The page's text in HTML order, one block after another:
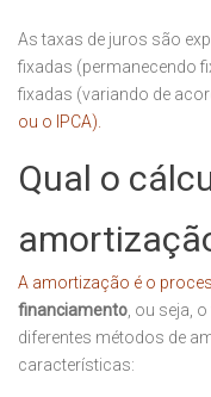
As taxas de juros são
fixadas (permanecendo
fixadas (variando de
ou o IPCA).
Qual o
A amortização é o
financiamento, ou seja,
diferentes métodos de
características: